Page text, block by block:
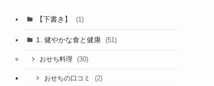
【下書き】 (1)
1. 健やかな食と健康 (51)
おせち料理 (30)
おせちの口コミ (2)